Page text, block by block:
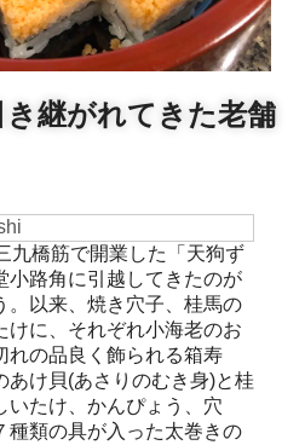
継がれてきた老舗
九橋筋で開業した「天狗ず
小路角に引越してきたのが
。以来、焼き穴子、桂馬の
けに、それぞれ小海老のお
れの品良く飾られる箱寿
あけ貝(あさりのむき身)と桂
いたけ、かんぴょう、穴
種類の具が入った太巻きの